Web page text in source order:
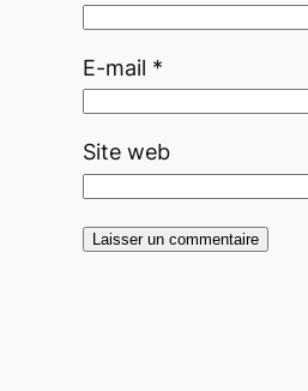
E-mail *
Site web